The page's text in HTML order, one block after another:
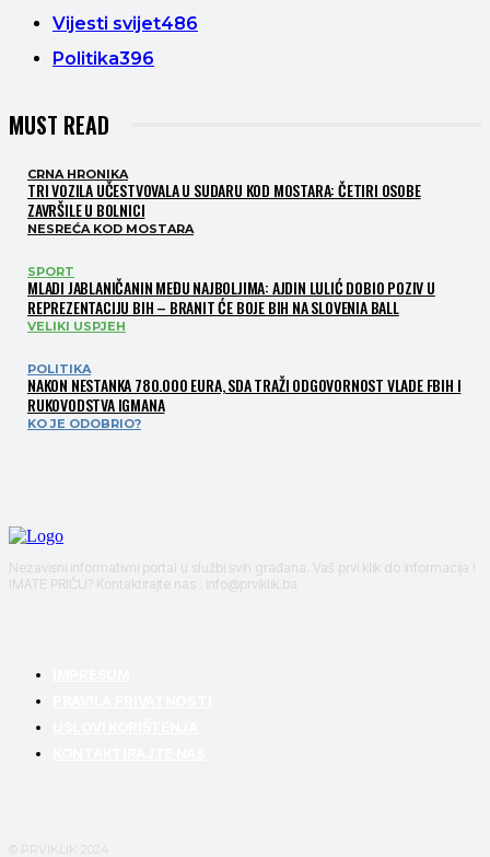
Vijesti svijet486
Politika396
MUST READ
CRNA HRONIKA
TRI VOZILA UČESTVOVALA U SUDARU KOD MOSTARA: ČETIRI OSOBE
ZAVRŠILE U BOLNICI
NESREĆA KOD MOSTARA
SPORT
MLADI JABLANIČANIN MEĐU NAJBOLJIMA: AJDIN LULIĆ DOBIO POZIV U
REPREZENTACIJU BIH – BRANIT ĆE BOJE BIH NA SLOVENIA BALL
VELIKI USPJEH
POLITIKA
NAKON NESTANKA 780.000 EURA, SDA TRAŽI ODGOVORNOST VLADE FBIH I
RUKOVODSTVA IGMANA
KO JE ODOBRIO?
Nezavisni informativni portal u službi svih građana. Vaš prvi klik do informacija !
IMATE PRIČU? Kontaktirajte nas : info@prviklik.ba
© PRVIKLIK 2024